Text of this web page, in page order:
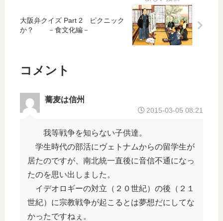
行
で
す
よ
！
列
日
と
で
す
よ
！
の
２
沿
く
ー
大阪弁クイズ Part 2 ピクニック
か？ －食文化編－
コメント
蕎麦は信州
2015-03-05 08:21
我等戦争を知らない子供達。
学生時代の部活にヴェトナムからの留学生が
居たのですが、南北統一直後に音信不通になっ
たのを思い出しました。
イデオロギーの対立（２０世紀）の後（２１
世紀）に宗教戦争が起こるとは夢想だにしてな
かったですねぇ。